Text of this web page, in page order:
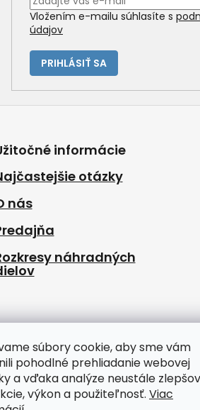
súbory cookie, aby sme vám
pohodlné prehliadanie webovej
a vďaka analýze neustále
výkon a použiteľnosť. Viac
Vložením e-mailu súhlasíte s
údajov
PRIHLÁSIŤ SA
informácie
otázky
nás
náhradných